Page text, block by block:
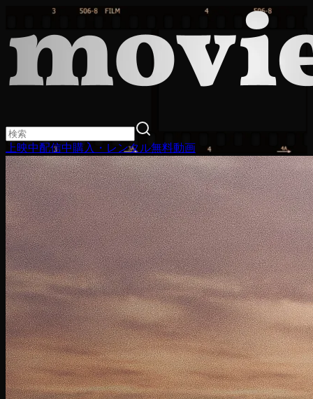
上映中配信中購入・レンタル無料動画